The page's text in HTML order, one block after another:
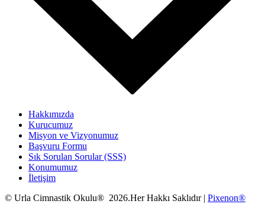
Hakkımızda
Kurucumuz
Misyon ve Vizyonumuz
Başvuru Formu
Sık Sorulan Sorular (SSS)
Konumumuz
İletişim
© Urla Cimnastik Okulu® 2026.Her Hakkı Saklıdır | Pixenon®